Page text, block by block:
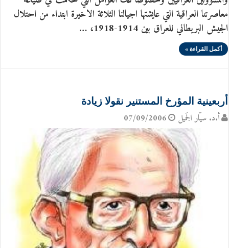
معاصرتنا العراقية التي عايشتها اجيالنا الثلاثة الاخيرة ابتداء من احتلال
الجيش البريطاني للعراق بين 1914-1918، …
أكمل القراءة »
أربعينية المؤرخ المستنير نقولا زيادة
أ.د. سيّار الجَميل 07/09/2006